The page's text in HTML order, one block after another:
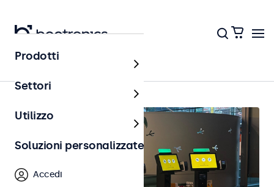
Home
Prodotti
Settori
Utilizzo
Soluzioni personalizzate
Accedi